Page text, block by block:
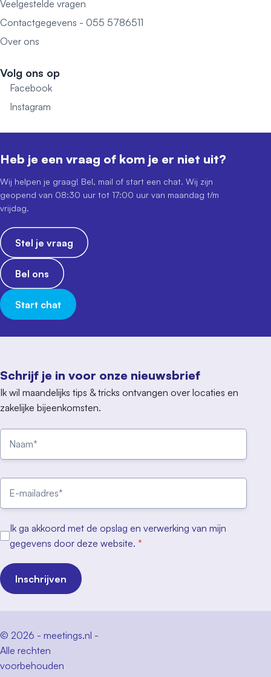
Veelgestelde vragen
Contactgegevens - 055 5786511
Over ons
Volg ons op
Facebook
Instagram
Schrijf je in voor onze nieuwsbrief
Ik wil maandelijks tips & tricks ontvangen over locaties en
zakelijke bijeenkomsten.
Ik ga akkoord met de opslag en verwerking van mijn
gegevens door deze website. *
Inschrijven
Heb je een vraag of kom je er niet uit?
Wij helpen je graag! Bel, mail of start een chat. Wij zijn
geopend van 08:30 uur tot 17:00 uur van maandag t/m
vrijdag.
Stel je vraag
Bel ons
Start chat
© 2026 - meetings.nl -
Alle rechten
voorbehouden